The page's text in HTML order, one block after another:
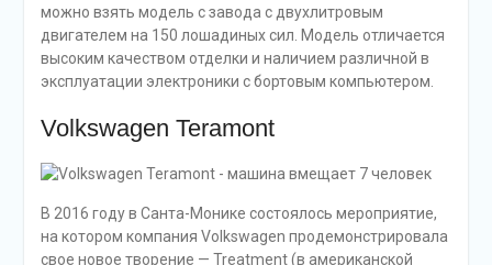
можно взять модель с завода с двухлитровым
двигателем на 150 лошадиных сил. Модель отличается
высоким качеством отделки и наличием различной в
эксплуатации электроники с бортовым компьютером.
Volkswagen Teramont
В 2016 году в Санта-Монике состоялось мероприятие,
на котором компания Volkswagen продемонстрировала
свое новое творение — Treatment (в американской